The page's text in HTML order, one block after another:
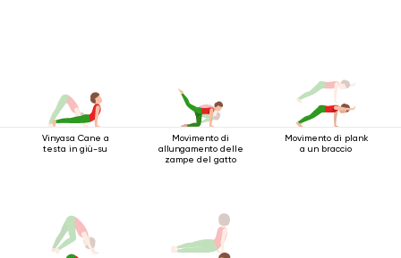
Vinyasa Cane a
testa in giù-su
Movimento di
allungamento delle
zampe del gatto
Movimento di plank
a un braccio